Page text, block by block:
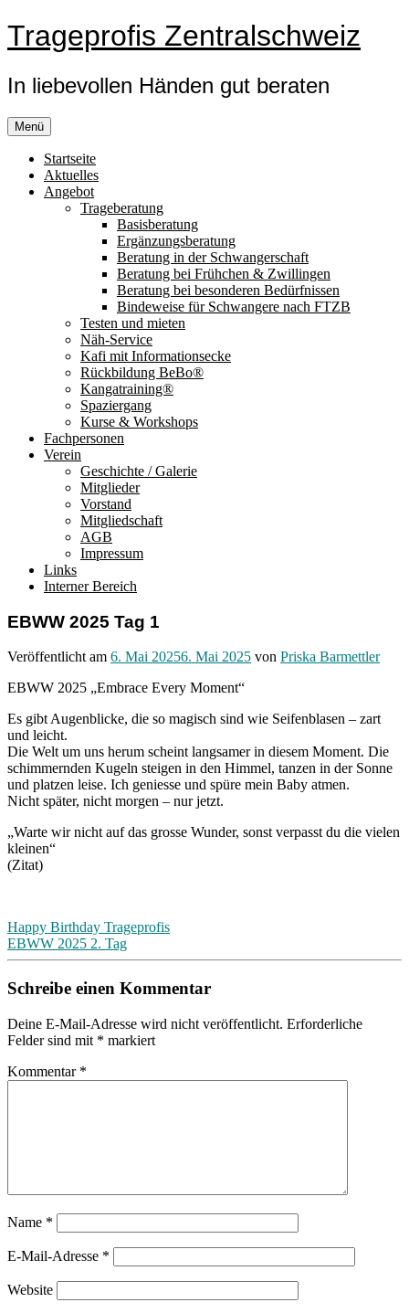
Zum
Inhalt
Trageprofis Zentralschweiz
In liebevollen Händen gut beraten
Menü
Startseite
Aktuelles
Angebot
Trageberatung
Basisberatung
Ergänzungsberatung
Beratung in der Schwangerschaft
Beratung bei Frühchen & Zwillingen
Beratung bei besonderen Bedürfnissen
Bindeweise für Schwangere nach FTZB
Testen und mieten
Näh-Service
Kafi mit Informationsecke
Rückbildung BeBo®
Kangatraining®
Spaziergang
Kurse & Workshops
Fachpersonen
Verein
Geschichte / Galerie
Mitglieder
Vorstand
Mitgliedschaft
AGB
Impressum
Links
Interner Bereich
EBWW 2025 Tag 1
Veröffentlicht am 6. Mai 20256. Mai 2025 von Priska Barmettler
EBWW 2025 „Embrace Every Moment“
Es gibt Augenblicke, die so magisch sind wie Seifenblasen – zart
und leicht.
Die Welt um uns herum scheint langsamer in diesem Moment. Die
schimmernden Kugeln steigen in den Himmel, tanzen in der Sonne
und platzen leise. Ich geniesse und spüre mein Baby atmen.
Nicht später, nicht morgen – nur jetzt.
„Warte wir nicht auf das grosse Wunder, sonst verpasst du die vielen
kleinen“
(Zitat)
Beitragsnavigation
Happy Birthday Trageprofis
EBWW 2025 2. Tag
Schreibe einen Kommentar
Deine E-Mail-Adresse wird nicht veröffentlicht. Erforderliche
Felder sind mit * markiert
Kommentar *
Name *
E-Mail-Adresse *
Website